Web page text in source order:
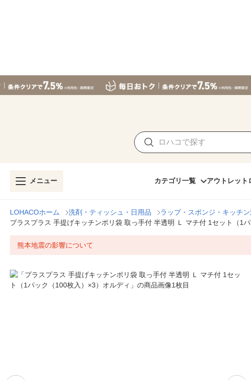
メニュー カテゴリ一覧 アウトレット
LOHACOホーム 洗剤・ティッシュ・日用品 ラップ・スポンジ・キッチ
プラスプラス 手提げキッチンポリ袋 取っ手付 半透明 Ｌ マチ付 1セット（1
熊本地震の影響について